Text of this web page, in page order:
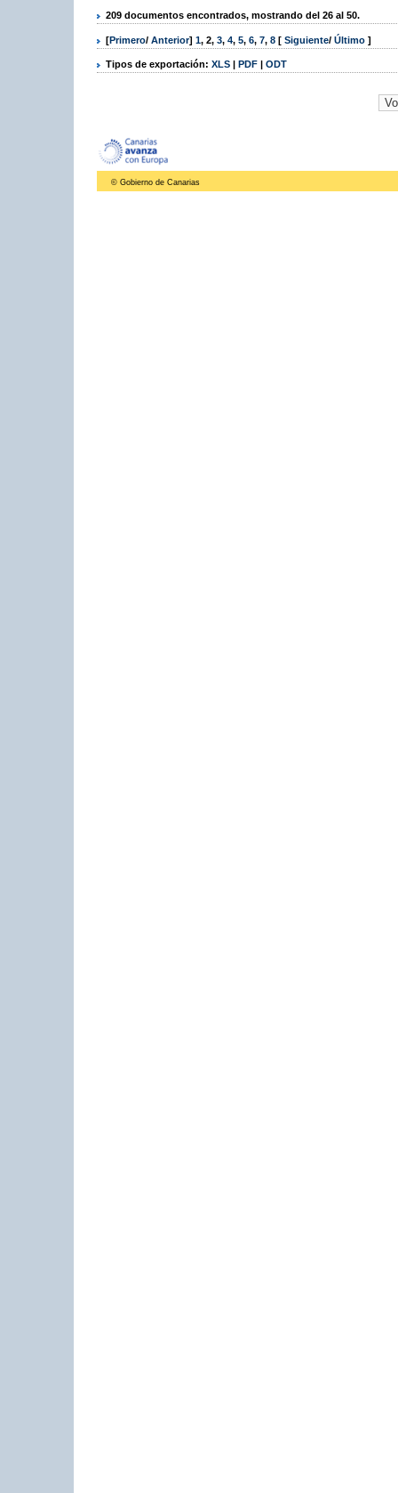
209 documentos encontrados, mostrando del 26 al 50.
[Primero/ Anterior] 1, 2, 3, 4, 5, 6, 7, 8 [ Siguiente/ Último ]
Tipos de exportación: XLS | PDF | ODT
© Gobierno de Canarias